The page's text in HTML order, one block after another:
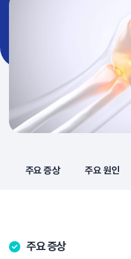
주요 증상 주요 원인
주요 증상